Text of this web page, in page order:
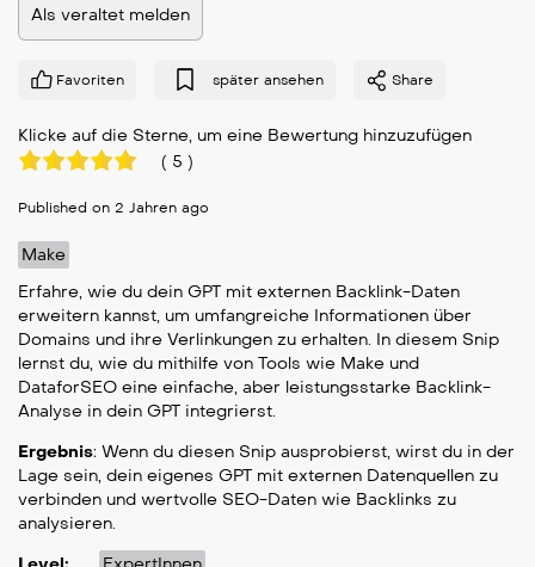
Als veraltet melden
Favoriten später ansehen Share
Klicke auf die Sterne, um eine Bewertung hinzuzufügen
( 5 )
Published on 2 Jahren ago
Make
Erfahre, wie du dein GPT mit externen Backlink-Daten
erweitern kannst, um umfangreiche Informationen über
Domains und ihre Verlinkungen zu erhalten. In diesem Snip
lernst du, wie du mithilfe von Tools wie Make und
DataforSEO eine einfache, aber leistungsstarke Backlink-
Analyse in dein GPT integrierst.
Ergebnis: Wenn du diesen Snip ausprobierst, wirst du in der
Lage sein, dein eigenes GPT mit externen Datenquellen zu
verbinden und wertvolle SEO-Daten wie Backlinks zu
analysieren.